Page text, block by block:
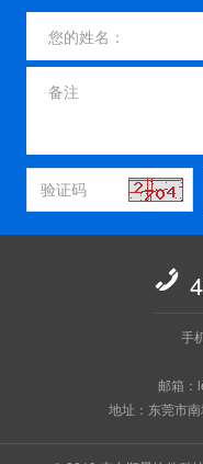

手
邮箱：
地址：东莞市